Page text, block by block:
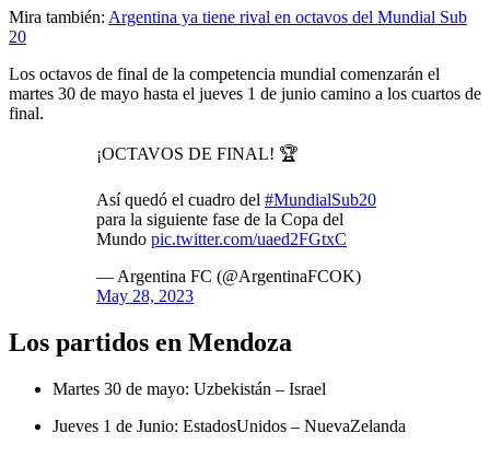
Mira también: Argentina ya tiene rival en octavos del Mundial Sub
20
Los octavos de final de la competencia mundial comenzarán el
martes 30 de mayo hasta el jueves 1 de junio camino a los cuartos de
final.
¡OCTAVOS DE FINAL! 🏆
Así quedó el cuadro del #MundialSub20
para la siguiente fase de la Copa del
Mundo pic.twitter.com/uaed2FGtxC
— Argentina FC (@ArgentinaFCOK)
May 28, 2023
Los partidos en Mendoza
Martes 30 de mayo: Uzbekistán – Israel
Jueves 1 de Junio: EstadosUnidos – NuevaZelanda